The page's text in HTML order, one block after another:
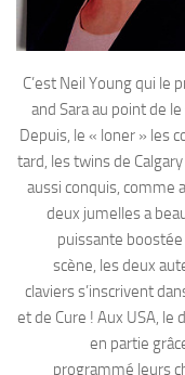
C’est Neil Young qui le
and Sara au point de
Depuis, le « loner » les
tard, les twins de
aussi conquis, comme
deux jumelles a
puissante boostée
scène, les deux
claviers s’inscrivent
et de Cure ! Aux USA, le
en partie
programmé leurs